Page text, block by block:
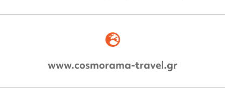
www.cosmorama-travel.gr